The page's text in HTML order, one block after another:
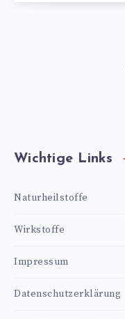
Wichtige Links
Naturheilstoffe
Wirkstoffe
Impressum
Datenschutzerklärung